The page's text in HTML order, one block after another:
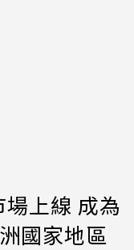
上線 成為
國家地區